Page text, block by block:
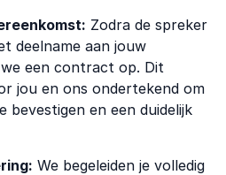
Zodra de spreker
deelname aan jouw
een contract op. Dit
jou en ons ondertekend om
bevestigen en een duidelijk
We begeleiden je volledig